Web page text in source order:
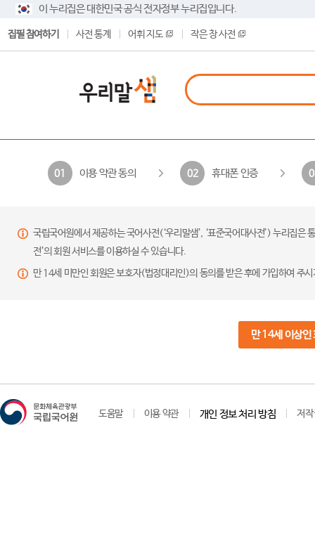
이 누리집은 대한민국 공식 전자정부 누리집입니다.
집필 참여하기 사전 통계 어휘 지도 작은 창 사전
01 이용 약관 동의 02 휴대폰 인증
국립국어원에서 제공하는 국어사전(‘우리말샘’, ‘표준국어대사전’) 누리집
전’의 회원 서비스를 이용하실 수 있습니다.
만 14세 미만인 회원은 보호자(법정대리인)의 동의를 받은 후에 가입하여 주
만 14세 이상인
도움말 이용 약관 개인 정보 처리 방침 저